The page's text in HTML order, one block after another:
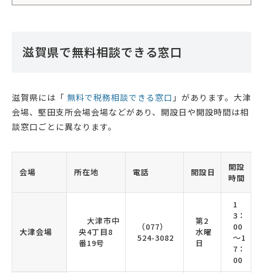
滋賀県で無料相談できる窓口
滋賀県には「 無料で税務相談できる窓口 」があります。大津
会場、堅田支所会場会場などがあり、開設日や開設時間は相
談窓口ごとに異なります。
会場 所在地 電話 開設日
開設
時間
大津会場
大津市中
央4丁目8
番19号
（077）
524-3082
第2
水曜
日
1
3：
00
～1
7：
00